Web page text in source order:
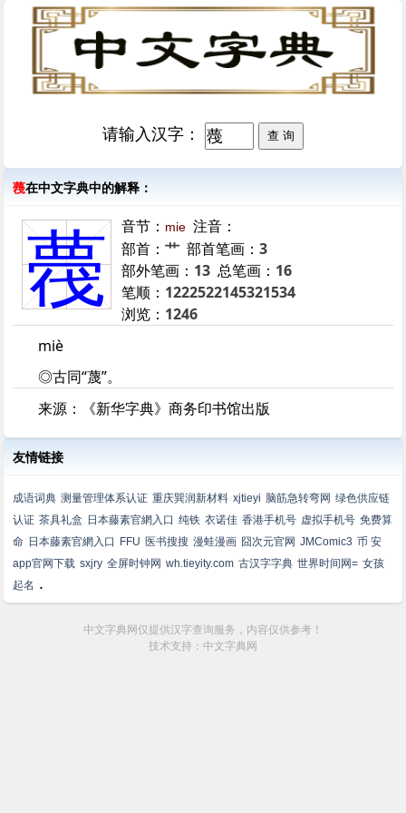
请输入汉字：
薎在中文字典中的解释：
薎 音节： mie 注音：
部首：艹 部首笔画：3
部外笔画： 13 总笔画： 16
笔顺： 1222522145321534
浏览： 1246
miè
◎古同“蔑”。
来源：《新华字典》商务印书馆出版
友情链接
成语词典 测量管理体系认证 重庆巽润新材料 xjtieyi 脑筋急转弯网 绿色供应链
认证 茶具礼盒 日本藤素官網入口 纯铁 衣诺佳 香港手机号 虚拟手机号 免费算
命 日本藤素官網入口 FFU 医书搜搜 漫蛙漫画 囧次元官网 JMComic3 币 安
app官网下载 sxjry 全屏时钟网 wh.tieyity.com 古汉字字典 世界时间网= 女孩
起名 .
中文字典网仅提供汉字查询服务，内容仅供参考！
技术支持：中文字典网